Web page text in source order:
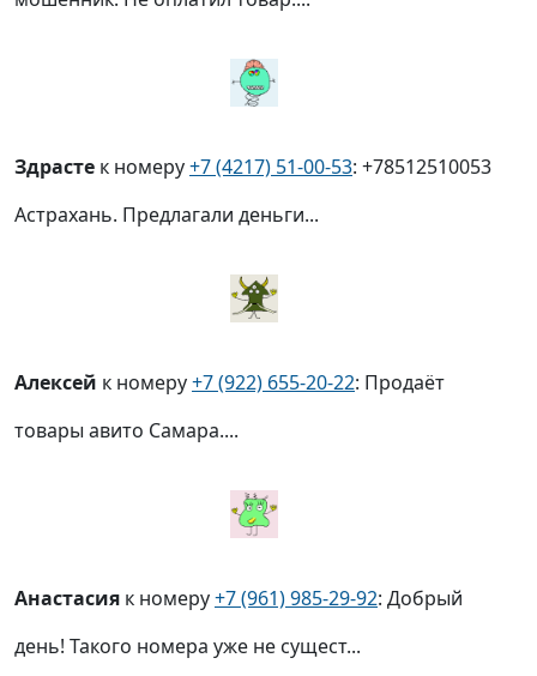
Здрасте к номеру+7 (4217) 51-00-53: +78512510053
Астрахань. Предлагали деньги...
Алексей к номеру+7 (922) 655-20-22: Продаёт
товары авито Самара....
Анастасия к номеру+7 (961) 985-29-92: Добрый
день! Такого номера уже не сущест...